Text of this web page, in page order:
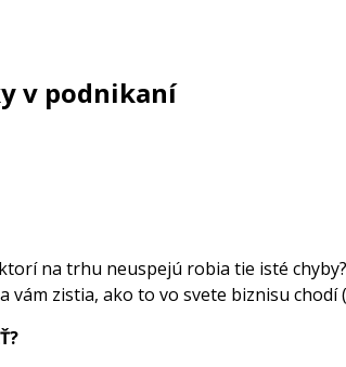
v podnikaní
na trhu neuspejú robia tie isté
vám zistia, ako to vo svete biznisu